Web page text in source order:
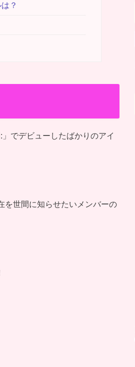
？
でデビューしたばかりのアイ
を世間に知らせたいメンバーの